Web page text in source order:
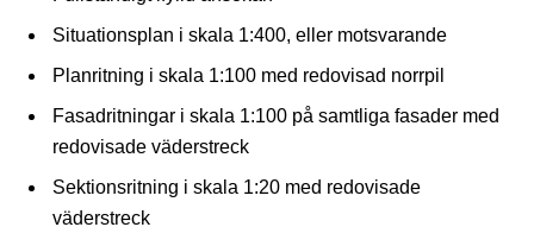
Situationsplan i skala 1:400, eller motsvarande
Planritning i skala 1:100 med redovisad norrpil
Fasadritningar i skala 1:100 på samtliga fasader med
redovisade väderstreck
Sektionsritning i skala 1:20 med redovisade
väderstreck